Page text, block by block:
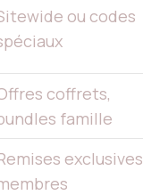
ou codes
coffrets,
famille
exclusives